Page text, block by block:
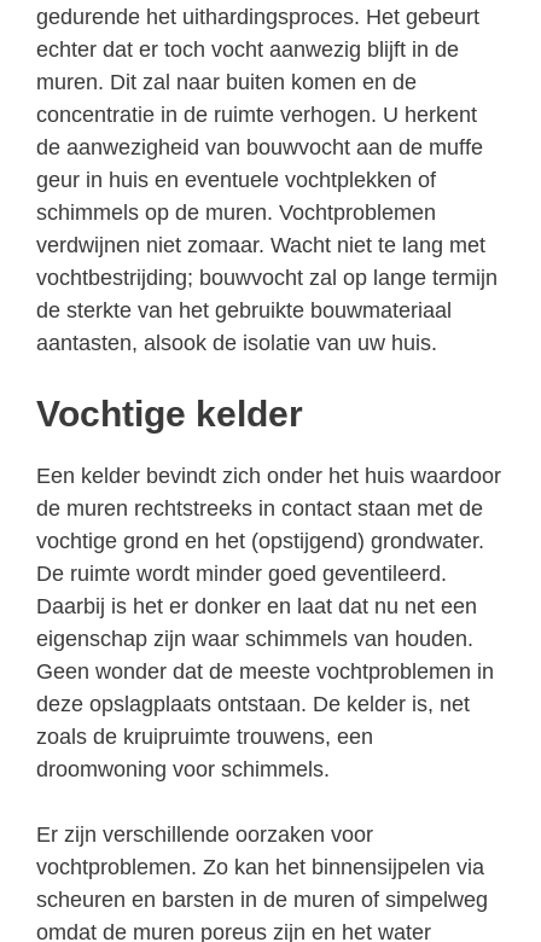
gedurende het uithardingsproces. Het gebeurt
echter dat er toch vocht aanwezig blijft in de
muren. Dit zal naar buiten komen en de
concentratie in de ruimte verhogen. U herkent
de aanwezigheid van bouwvocht aan de muffe
geur in huis en eventuele vochtplekken of
schimmels op de muren. Vochtproblemen
verdwijnen niet zomaar. Wacht niet te lang met
vochtbestrijding; bouwvocht zal op lange termijn
de sterkte van het gebruikte bouwmateriaal
aantasten, alsook de isolatie van uw huis.
Vochtige kelder
Een kelder bevindt zich onder het huis waardoor
de muren rechtstreeks in contact staan met de
vochtige grond en het (opstijgend) grondwater.
De ruimte wordt minder goed geventileerd.
Daarbij is het er donker en laat dat nu net een
eigenschap zijn waar schimmels van houden.
Geen wonder dat de meeste vochtproblemen in
deze opslagplaats ontstaan. De kelder is, net
zoals de kruipruimte trouwens, een
droomwoning voor schimmels.
Er zijn verschillende oorzaken voor
vochtproblemen. Zo kan het binnensijpelen via
scheuren en barsten in de muren of simpelweg
omdat de muren poreus zijn en het water